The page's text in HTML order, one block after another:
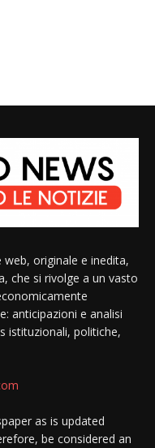
originale e inedita,
che si rivolge a un vasto
anticipazioni e analisi
istituzionali, politiche,
as is updated
be considered an